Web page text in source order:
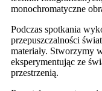
monochromatyczne
Podczas spotkania
przepuszczalności
materiały. Stworzymy
eksperymentując ze
przestrzenią.